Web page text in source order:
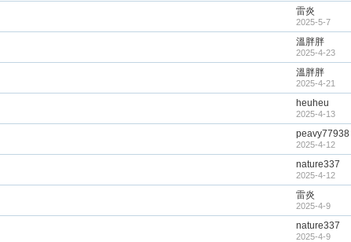
雷炎
2025-5-7
溫胖胖
2025-4-23
溫胖胖
2025-4-21
heuheu
2025-4-13
peavy77938
2025-4-12
nature337
2025-4-12
雷炎
2025-4-9
nature337
2025-4-9